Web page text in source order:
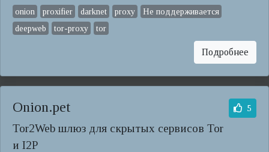
onion proxifier darknet proxy
Не поддерживается
deepweb
tor-proxy tor
Подробнее
Onion.pet
Tor2Web шлюз для скрытых сервисов Tor
и I2P
5